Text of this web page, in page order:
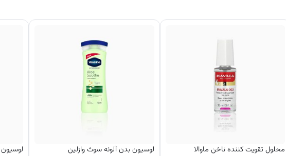
محلول تقویت کننده ناخن ماوالا لوسیون بدن آلوئه سوث وازلین لوسیون